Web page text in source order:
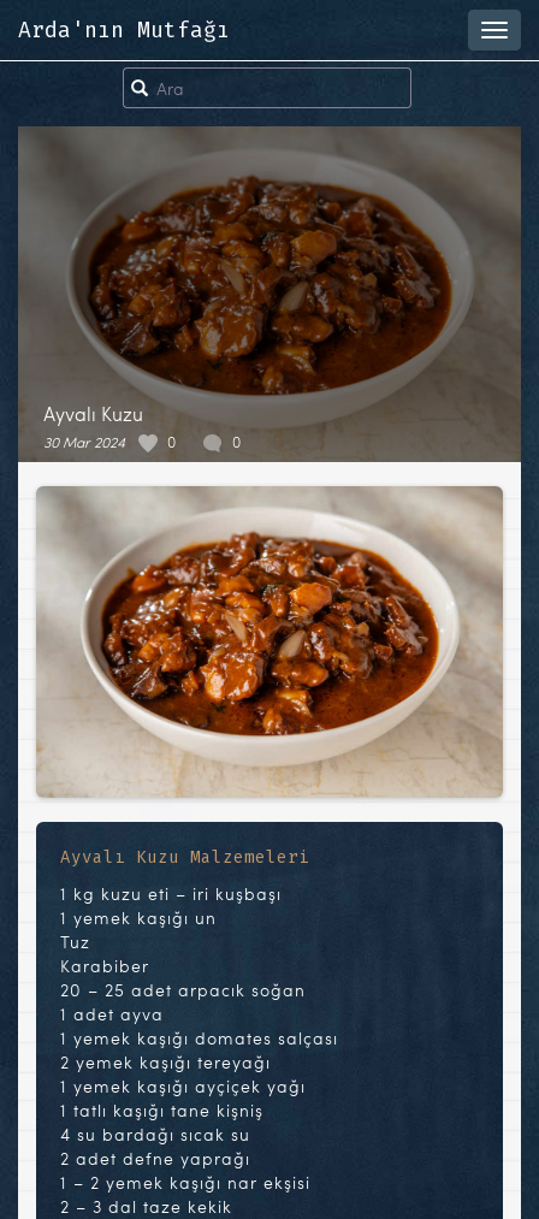
Arda'nın Mutfağı
Ayvalı Kuzu
30 Mar 2024 0 0
Ayvalı Kuzu Malzemeleri
1 kg kuzu eti – iri kuşbaşı
1 yemek kaşığı un
Tuz
Karabiber
20 – 25 adet arpacık soğan
1 adet ayva
1 yemek kaşığı domates salçası
2 yemek kaşığı tereyağı
1 yemek kaşığı ayçiçek yağı
1 tatlı kaşığı tane kişniş
4 su bardağı sıcak su
2 adet defne yaprağı
1 – 2 yemek kaşığı nar ekşisi
2 – 3 dal taze kekik